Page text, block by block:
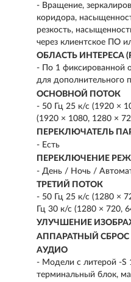
- Вращение,
коридора,
резкость,
через клиентское ПО
ОБЛАСТЬ ИНТЕРЕСА
- По 1 фиксированной
для дополнительного
ОСНОВНОЙ ПОТОК
- 50 Гц 25 к/с (1920 ×
(1920 × 1080, 1280 ×
ПЕРЕКЛЮЧАТЕЛЬ
- Есть
ПЕРЕКЛЮЧЕНИЕ
- День / Ночь /
ТРЕТИЙ ПОТОК
- 50 Гц 25 к/с (1280 ×
Гц 30 к/с (1280 × 720,
УЛУЧШЕНИЕ
АППАРАТНЫЙ СБРОС
АУДИО
- Модели с литерой -S
терминальный блок,